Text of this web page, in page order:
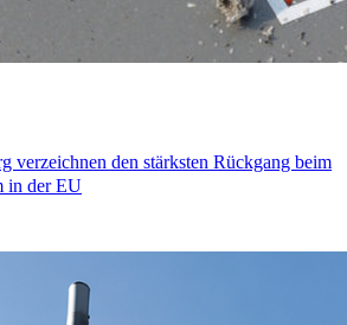
verzeichnen den stärksten Rückgang beim
in der EU